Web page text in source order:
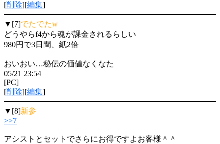
[削除][編集]
▼[7]でたでたw
どうやらf4から魂が課金されるらしい
980円で3日間、紙2倍
おいおい…秘伝の価値なくなた
05/21 23:54
[PC]
[削除][編集]
▼[8]新参
>>7
アシストとセットでさらにお得ですよお客様＾＾